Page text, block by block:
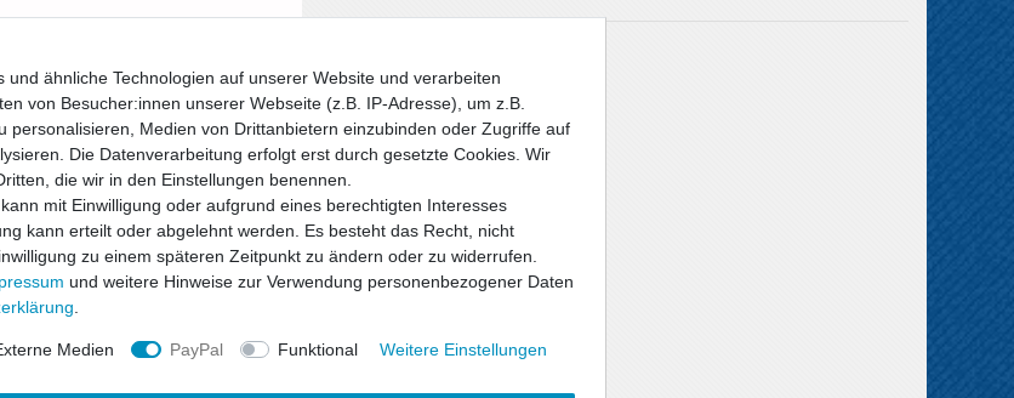
und ähnliche Technologien auf unserer Website und verarbeiten
von Besucher:innen unserer Webseite (z.B. IP-Adresse), um z.B.
personalisieren, Medien von Drittanbietern einzubinden oder Zugriffe auf
Die Datenverarbeitung erfolgt erst durch gesetzte Cookies. Wir
die wir in den Einstellungen benennen.
mit Einwilligung oder aufgrund eines berechtigten Interesses
kann erteilt oder abgelehnt werden. Es besteht das Recht, nicht
zu einem späteren Zeitpunkt zu ändern oder zu widerrufen.
und weitere Hinweise zur Verwendung personenbezogener Daten
Medien PayPal Funktional Weitere Einstellungen